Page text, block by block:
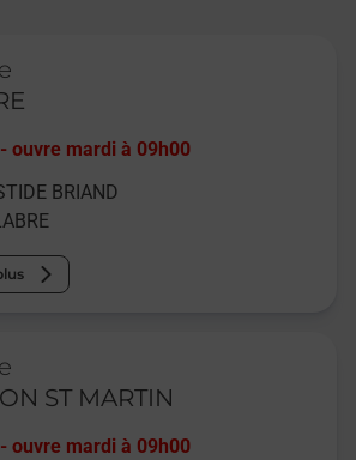
-ouvre mardi à 09h00
BRIAND
ST MARTIN
-ouvre mardi à 09h00